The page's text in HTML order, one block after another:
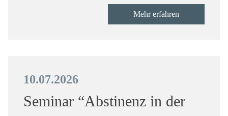
Mehr erfahren
10.07.2026
Seminar “Abstinenz in der